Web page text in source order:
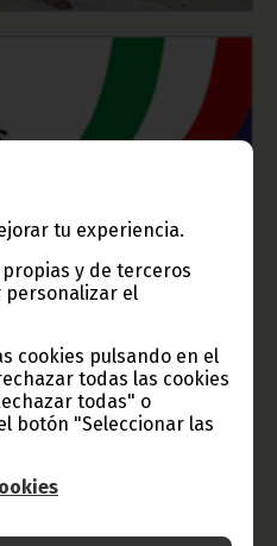
tu experiencia.
y de terceros
personalizar el
cookies pulsando en el
todas las cookies
todas" o
botón "Seleccionar las